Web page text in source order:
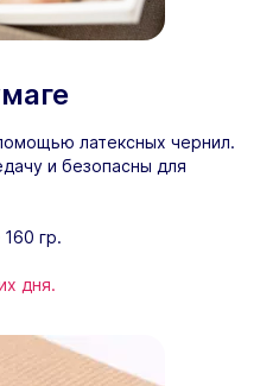
латексных чернил.
и безопасны для
гр.
дня.